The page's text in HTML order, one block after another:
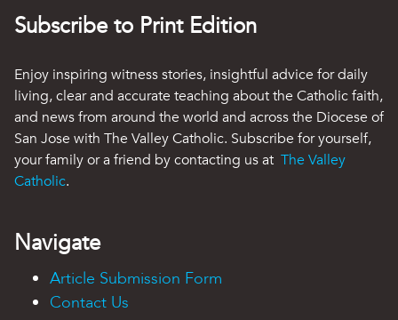
Subscribe to Print Edition
Enjoy inspiring witness stories, insightful advice for daily
living, clear and accurate teaching about the Catholic faith,
and news from around the world and across the Diocese of
San Jose with The Valley Catholic. Subscribe for yourself,
your family or a friend by contacting us at The Valley
Catholic.
Navigate
Article Submission Form
Contact Us